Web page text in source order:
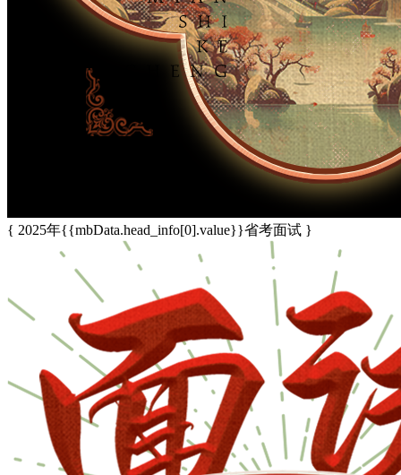
{ 2025年{{mbData.head_info[0].value}}省考面试 }